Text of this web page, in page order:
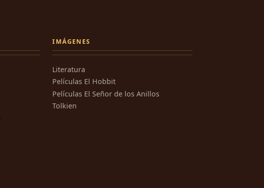
IMÁGENES
Literatura
Películas El Hobbit
Películas El Señor de los Anillos
Tolkien